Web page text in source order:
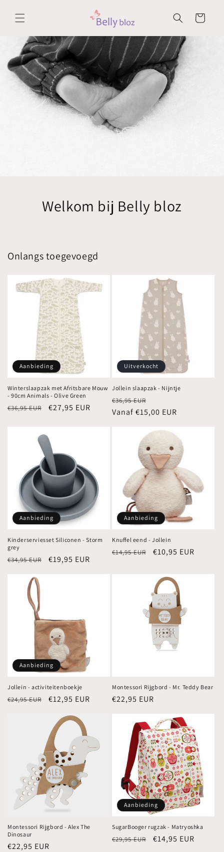
content
Winkelwagen
Welkom bij Belly bloz
Onlangs toegevoegd
Aanbieding
Winterslaapzak met Afritsbare Mouw
- 90cm Animals - Olive Green
Normale
€36,95 EUR Aanbiedingsprijs
€27,95 EUR
Uitverkocht
Jollein slaapzak - Nijntje
Normale
prijs
€36,95 EUR
Vanaf €15,00 EUR
Aanbieding
Kinderserviesset Siliconen - Storm
grey
Normale
€34,95 EUR Aanbiedingsprijs
€19,95 EUR
Aanbieding
Knuffel eend - Jollein
Normale
€14,95 EUR Aanbiedingsprijs
€10,95 EUR
Aanbieding
Jollein - activiteitenboekje
Normale
€24,95 EUR Aanbiedingsprijs
€12,95 EUR
Montessori Rijgbord - Mr. Teddy Bear
Normale
€22,95 EUR
Montessori Rijgbord - Alex The
Dinosaur
Normale
€22,95 EUR
Aanbieding
SugarBooger rugzak - Matryoshka
Normale
€29,95 EUR Aanbiedingsprijs
€14,95 EUR